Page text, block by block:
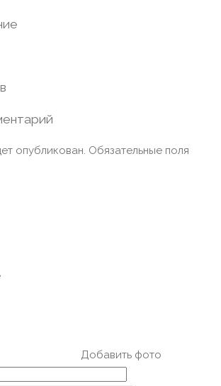
опубликован. Обязательные поля
Добавить фото